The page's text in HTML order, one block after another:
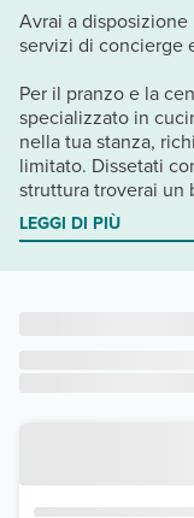
Avrai a
servizi di concierge
Per il pranzo e la
specializzato in
nella tua stanza,
limitato. Dissetati
struttura troverai un
LEGGI DI PIÙ